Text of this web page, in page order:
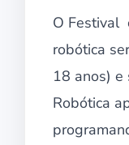
O Festival
robótica
18 anos) e
Robótica